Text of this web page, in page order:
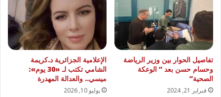
تفاصيل الحوار بين وزير الرياضة
وحسام حسن بعد ” الوعكة
الصحية”
فبراير 21, 2024
الإعلامية الجزائرية د.كريمة
الشامي تكتب لـ «30 يوم»:
ميسي.. والعدالة المهدرة
يوليو 10, 2026